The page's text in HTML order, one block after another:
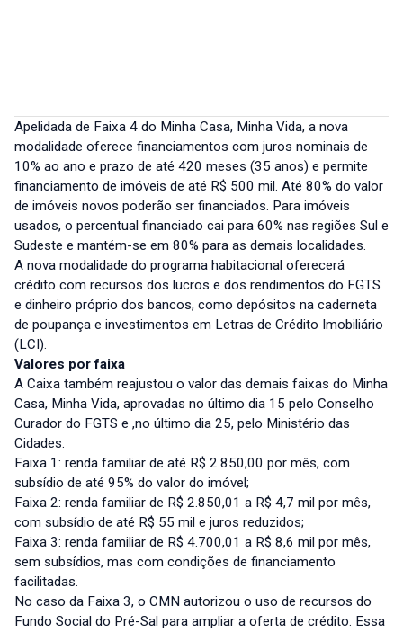
Apelidada de Faixa 4 do Minha Casa, Minha Vida, a nova
modalidade oferece financiamentos com juros nominais de
10% ao ano e prazo de até 420 meses (35 anos) e permite
financiamento de imóveis de até R$ 500 mil. Até 80% do valor
de imóveis novos poderão ser financiados. Para imóveis
usados, o percentual financiado cai para 60% nas regiões Sul e
Sudeste e mantém-se em 80% para as demais localidades.
A nova modalidade do programa habitacional oferecerá
crédito com recursos dos lucros e dos rendimentos do FGTS
e dinheiro próprio dos bancos, como depósitos na caderneta
de poupança e investimentos em Letras de Crédito Imobiliário
(LCI).
Valores por faixa
A Caixa também reajustou o valor das demais faixas do Minha
Casa, Minha Vida, aprovadas no último dia 15 pelo Conselho
Curador do FGTS e ,no último dia 25, pelo Ministério das
Cidades.
Faixa 1: renda familiar de até R$ 2.850,00 por mês, com
subsídio de até 95% do valor do imóvel;
Faixa 2: renda familiar de R$ 2.850,01 a R$ 4,7 mil por mês,
com subsídio de até R$ 55 mil e juros reduzidos;
Faixa 3: renda familiar de R$ 4.700,01 a R$ 8,6 mil por mês,
sem subsídios, mas com condições de financiamento
facilitadas.
No caso da Faixa 3, o CMN autorizou o uso de recursos do
Fundo Social do Pré-Sal para ampliar a oferta de crédito. Essa